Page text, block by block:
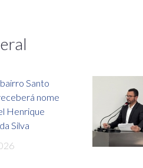
Santo
nome
Henrique
Silva